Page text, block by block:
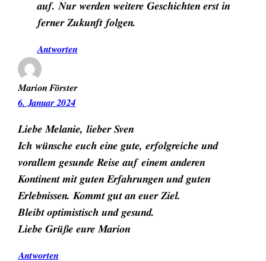
auf. Nur werden weitere Geschichten erst in
ferner Zukunft folgen.
Antworten
Marion Förster
6. Januar 2024
Liebe Melanie, lieber Sven
Ich wünsche euch eine gute, erfolgreiche und
vorallem gesunde Reise auf einem anderen
Kontinent mit guten Erfahrungen und guten
Erlebnissen. Kommt gut an euer Ziel.
Bleibt optimistisch und gesund.
Liebe Grüße eure Marion
Antworten